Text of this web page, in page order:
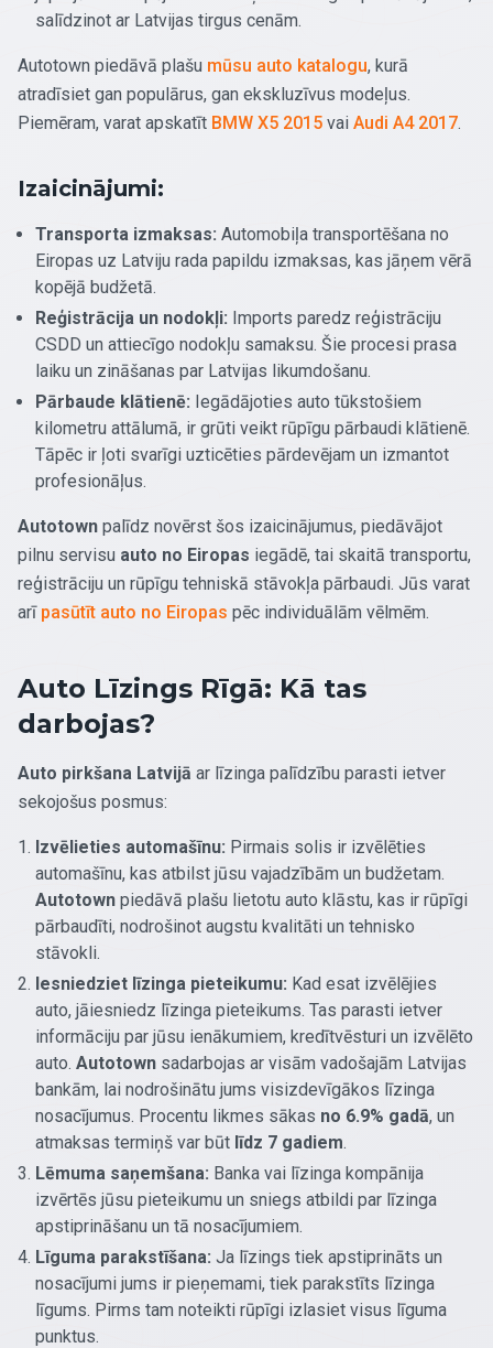
salīdzinot ar Latvijas tirgus cenām.
Autotown piedāvā plašu mūsu auto katalogu, kurā
atradīsiet gan populārus, gan ekskluzīvus modeļus.
Piemēram, varat apskatīt BMW X5 2015 vai Audi A4 2017.
Izaicinājumi:
Transporta izmaksas: Automobiļa transportēšana no
Eiropas uz Latviju rada papildu izmaksas, kas jāņem vērā
kopējā budžetā.
Reģistrācija un nodokļi: Imports paredz reģistrāciju
CSDD un attiecīgo nodokļu samaksu. Šie procesi prasa
laiku un zināšanas par Latvijas likumdošanu.
Pārbaude klātienē: Iegādājoties auto tūkstošiem
kilometru attālumā, ir grūti veikt rūpīgu pārbaudi klātienē.
Tāpēc ir ļoti svarīgi uzticēties pārdevējam un izmantot
profesionāļus.
Autotown palīdz novērst šos izaicinājumus, piedāvājot
pilnu servisu auto no Eiropas iegādē, tai skaitā transportu,
reģistrāciju un rūpīgu tehniskā stāvokļa pārbaudi. Jūs varat
arī pasūtīt auto no Eiropas pēc individuālām vēlmēm.
Auto Līzings Rīgā: Kā tas
darbojas?
Auto pirkšana Latvijā ar līzinga palīdzību parasti ietver
sekojošus posmus:
Izvēlieties automašīnu: Pirmais solis ir izvēlēties
automašīnu, kas atbilst jūsu vajadzībām un budžetam.
Autotown piedāvā plašu lietotu auto klāstu, kas ir rūpīgi
pārbaudīti, nodrošinot augstu kvalitāti un tehnisko
stāvokli.
Iesniedziet līzinga pieteikumu: Kad esat izvēlējies
auto, jāiesniedz līzinga pieteikums. Tas parasti ietver
informāciju par jūsu ienākumiem, kredītvēsturi un izvēlēto
auto. Autotown sadarbojas ar visām vadošajām Latvijas
bankām, lai nodrošinātu jums visizdevīgākos līzinga
nosacījumus. Procentu likmes sākas no 6.9% gadā, un
atmaksas termiņš var būt līdz 7 gadiem.
Lēmuma saņemšana: Banka vai līzinga kompānija
izvērtēs jūsu pieteikumu un sniegs atbildi par līzinga
apstiprināšanu un tā nosacījumiem.
Līguma parakstīšana: Ja līzings tiek apstiprināts un
nosacījumi jums ir pieņemami, tiek parakstīts līzinga
līgums. Pirms tam noteikti rūpīgi izlasiet visus līguma
punktus.